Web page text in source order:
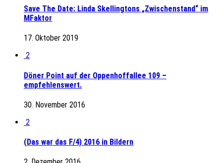
Save The Date: Linda Skellingtons „Zwischenstand“ im
MFaktor
17. Oktober 2019
2
Döner Point auf der Oppenhoffallee 109 –
empfehlenswert.
30. November 2016
2
(Das war das F/4) 2016 in Bildern